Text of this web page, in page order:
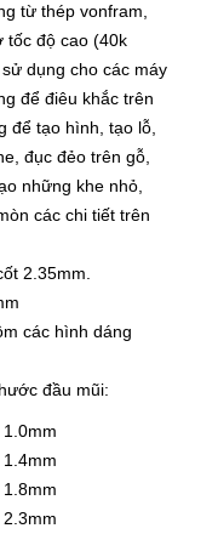
từ thép vonfram,
tốc độ cao (40k
dụng cho các máy
để điêu khắc trên
để tạo hình, tạo lỗ,
đục đẻo trên gỗ,
những khe nhỏ,
các chi tiết trên
2.35mm.
các hình dáng
đầu mũi: